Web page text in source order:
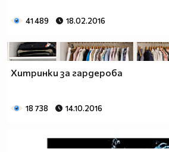
41 489 18.02.2016
Хитринки за гардероба
18 738 14.10.2016